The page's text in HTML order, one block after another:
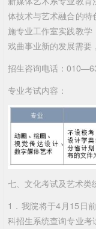
体技术与艺术融合的特
施专业工作室实践教学
戏曲事业新的发展需要
招生咨询电话：
专业考试内容：
七、文化考试及艺术类
1．我院将于4月15日
科招生系统查询专业